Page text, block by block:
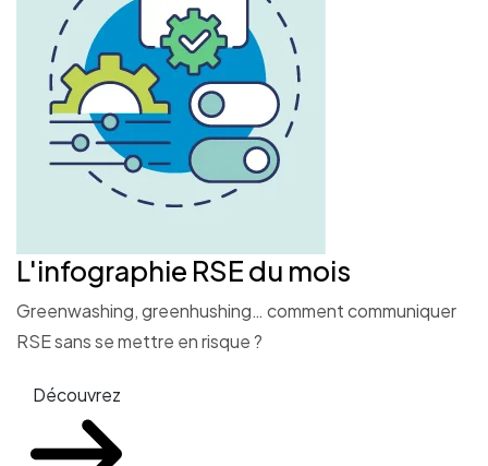
L'infographie RSE du mois
Greenwashing, greenhushing… comment communiquer
RSE sans se mettre en risque ?
Découvrez